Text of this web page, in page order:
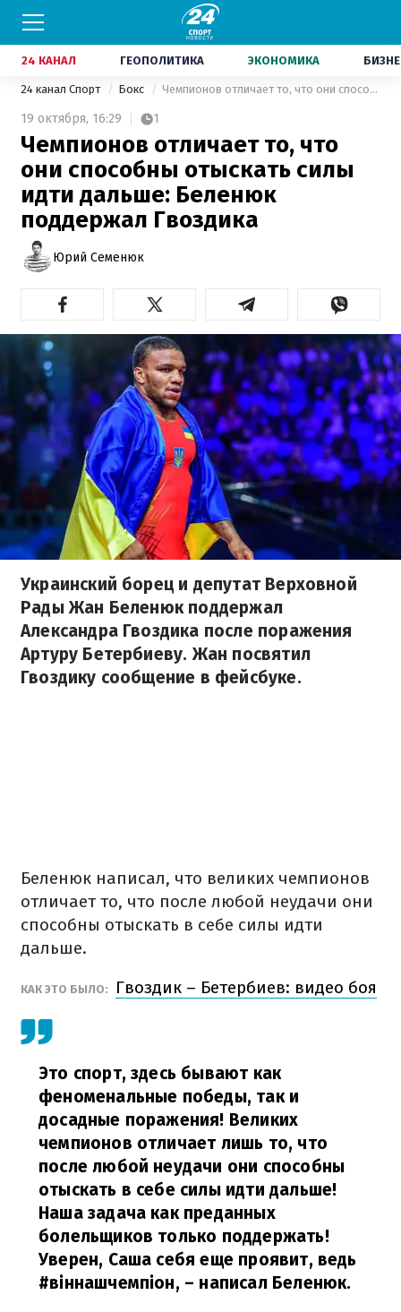
24 КАНАЛ ГЕОПОЛИТИКА ЭКОНОМИКА
24 канал Спорт Бокс Чемпионов отличает то, что они способны отыскать силы идти дальше: Беленюк поддержал Гвоздика
19 октября, 16:29 1
Чемпионов отличает то, что
они способны отыскать силы
идти дальше: Беленюк
поддержал Гвоздика
Юрий Семенюк
Украинский борец и депутат Верховной
Рады Жан Беленюк поддержал
Александра Гвоздика после поражения
Артуру Бетербиеву. Жан посвятил
Гвоздику сообщение в фейсбуке.
Беленюк написал, что великих чемпионов
отличает то, что после любой неудачи они
способны отыскать в себе силы идти
дальше.
КАК ЭТО БЫЛО: Гвоздик – Бетербиев: видео боя
Это спорт, здесь бывают как
феноменальные победы, так и
досадные поражения! Великих
чемпионов отличает лишь то, что
после любой неудачи они способны
отыскать в себе силы идти дальше!
Наша задача как преданных
болельщиков только поддержать!
Уверен, Саша себя еще проявит, ведь
#віннашчемпіон, – написал Беленюк.